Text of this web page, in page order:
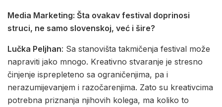
Media Marketing: Šta ovakav festival doprinosi
struci, ne samo slovenskoj, već i šire?
Lučka Peljhan: Sa stanovišta takmičenja festival može
napraviti jako mnogo. Kreativno stvaranje je stresno
činjenje isprepleteno sa ograničenjima, pa i
nerazumijevanjem i razočarenjima. Zato su kreativcima
potrebna priznanja njihovih kolega, ma koliko to